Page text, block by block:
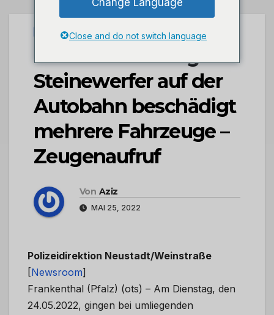
UNCATEGORIZED
POL-PDNW: Junger
Steinewerfer auf der
Autobahn beschädigt
mehrere Fahrzeuge –
Zeugenaufruf
Von Aziz
MAI 25, 2022
Polizeidirektion Neustadt/Weinstraße
[Newsroom]
Frankenthal (Pfalz) (ots) – Am Dienstag, den
24.05.2022, gingen bei umliegenden
Change Language
Close and do not switch language